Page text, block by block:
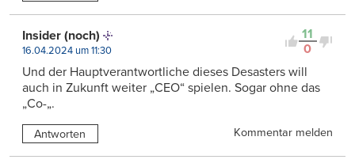
11
0
Insider (noch)
16.04.2024 um 11:30
Und der Hauptverantwortliche dieses Desasters will
auch in Zukunft weiter „CEO“ spielen. Sogar ohne das
„Co-„.
Antworten Kommentar melden